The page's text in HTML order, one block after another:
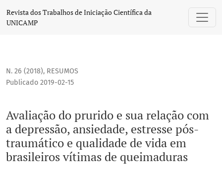
Avaliação do prurido e sua relação com a depressão,
Revista dos Trabalhos de Iniciação Científica da
UNICAMP
N. 26 (2018), RESUMOS
Avaliação do prurido e sua relação com
a depressão, ansiedade, estresse pós-
traumático e qualidade de vida em
brasileiros vítimas de queimaduras
Publicado 2019-02-15